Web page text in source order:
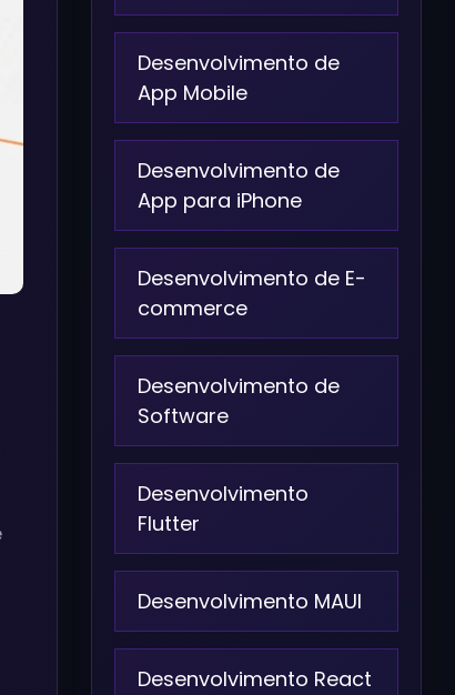
Desenvolvimento de
App Mobile
Desenvolvimento de
App para iPhone
Desenvolvimento de E-
commerce
Desenvolvimento de
Software
Desenvolvimento
Flutter
Desenvolvimento MAUI
Desenvolvimento React